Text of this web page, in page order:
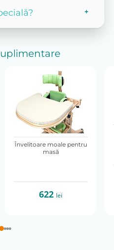
Învelitoare moale pentru
masă
622 lei